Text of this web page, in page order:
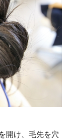
開け、毛先を穴